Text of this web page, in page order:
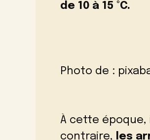
de 10 à 15 °C.
Photo de :
À cette époque,
contraire,
les